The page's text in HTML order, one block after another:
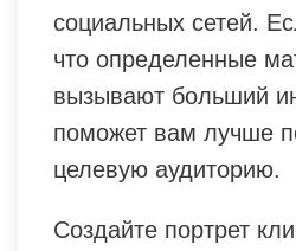
социальных сетей.
что определенные
вызывают больший
поможет вам лучше
целевую аудиторию.
Создайте портрет